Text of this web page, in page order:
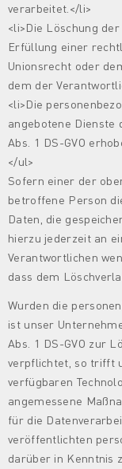
verarbeitet.</li>
<li>Die Löschung
Erfüllung einer
Unionsrecht oder
dem der
<li>Die
angebotene
Abs. 1 DS-GVO
</ul>
Sofern einer der
betroffene Person
Daten, die
hierzu jederzeit an
Verantwortlichen
dass dem
Wurden die
ist unser
Abs. 1 DS-GVO zur
verpflichtet, so trifft
verfügbaren
angemessene
für die
veröffentlichten
darüber in Kenntnis